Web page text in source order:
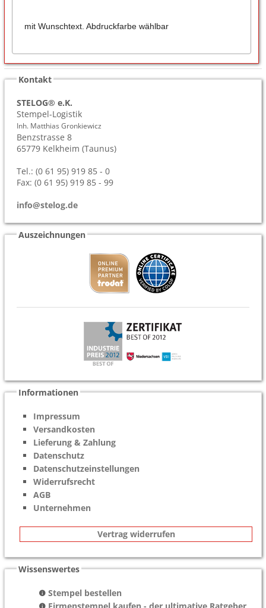
mit Wunschtext. Abdruckfarbe wählbar
Kontakt
STELOG® e.K.
Stempel-Logistik
Inh. Matthias Gronkiewicz
Benzstrasse 8
65779 Kelkheim (Taunus)
Tel.: (0 61 95) 919 85 - 0
Fax: (0 61 95) 919 85 - 99
info@stelog.de
Auszeichnungen
Informationen
Impressum
Versandkosten
Lieferung & Zahlung
Datenschutz
Datenschutzeinstellungen
Widerrufsrecht
AGB
Unternehmen
Vertrag widerrufen
Wissenswertes
Stempel bestellen